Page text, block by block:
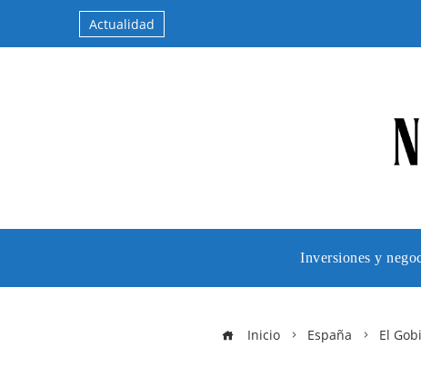
Actualidad
Inversiones y
Inicio España El